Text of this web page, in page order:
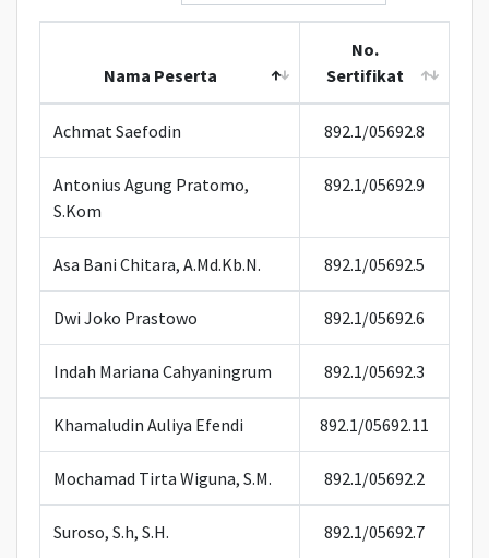
Nama Peserta
No.
Sertifikat
Achmat Saefodin 892.1/05692.8
Antonius Agung Pratomo,
S.Kom
892.1/05692.9
Asa Bani Chitara, A.Md.Kb.N. 892.1/05692.5
Dwi Joko Prastowo 892.1/05692.6
Indah Mariana Cahyaningrum 892.1/05692.3
Khamaludin Auliya Efendi 892.1/05692.11
Mochamad Tirta Wiguna, S.M. 892.1/05692.2
Suroso, S.h, S.H. 892.1/05692.7